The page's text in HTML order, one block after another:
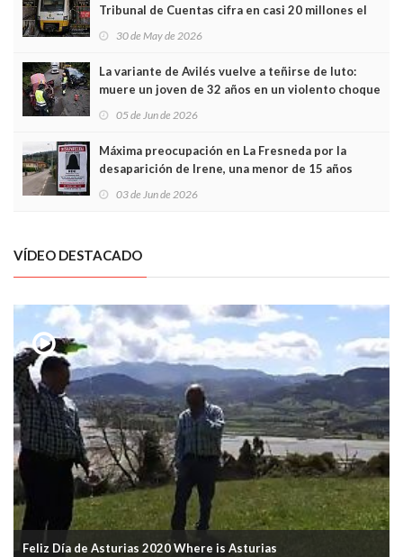
Tribunal de Cuentas cifra en casi 20 millones el
sobrecoste de los trenes que no cabían por los
30 de May de 2026
La variante de Avilés vuelve a teñirse de luto:
muere un joven de 32 años en un violento choque
frontal
05 de Jun de 2026
Máxima preocupación en La Fresneda por la
desaparición de Irene, una menor de 15 años
03 de Jun de 2026
VÍDEO DESTACADO
Feliz Día de Asturias 2020 Where is Asturias